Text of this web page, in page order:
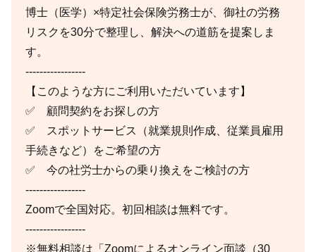
博士（医学）×特定社会保険労務士が、御社の労務
リスクを30分で整理し、解決への道筋を提案しま
す。
-----------------
【このような方にご利用いただいています】
✅ 顧問契約をお探しの方
✅ スポットサービス（就業規則作成、従業員雇用
手続きなど）をご希望の方
✅ 今の社労士からの乗り換えをご検討の方
-----------------
Zoomで全国対応。初回相談は無料です。
-----------------
※無料相談は「Zoomによるオンライン面談（30